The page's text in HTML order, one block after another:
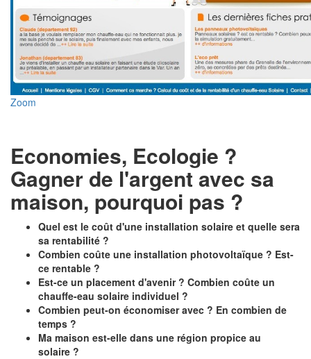
Zoom
Economies, Ecologie ?
Gagner de l'argent avec sa
maison, pourquoi pas ?
Quel est le coût d'une installation solaire et quelle sera
sa rentabilité ?
Combien coûte une installation photovoltaïque ? Est-
ce rentable ?
Est-ce un placement d'avenir ? Combien coûte un
chauffe-eau solaire individuel ?
Combien peut-on économiser avec ? En combien de
temps ?
Ma maison est-elle dans une région propice au
solaire ?